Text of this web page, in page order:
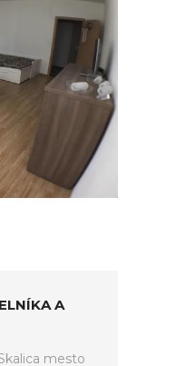
A
mesto